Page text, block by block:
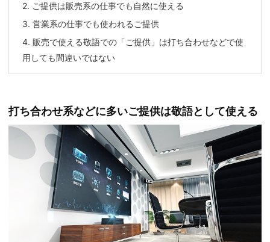
2. ご提供は販売系の仕事でも自然に使える
3. 営業系の仕事でも使われるご提供
4. 販売で使える敬語での「ご提供」は打ち合わせなどで使
用しても間違いではない
打ち合わせ系などに多いご提供は敬語として使える